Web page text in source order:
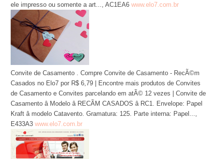
ele impresso ou somente a art..., AC1EA6 www.elo7.com.br
Convite de Casamento . Compre Convite de Casamento - RecÃ©m
Casados no Elo7 por R$ 6,79 | Encontre mais produtos de Convites
de Casamento e Convites parcelando em atÃ© 12 vezes | Convite de
Casamento â Modelo â RECÃM CASADOS â RC1. Envelope: Papel
Kraft â modelo Catavento. Gramatura: 125. Parte interna: Papel...,
E433A3 www.elo7.com.br